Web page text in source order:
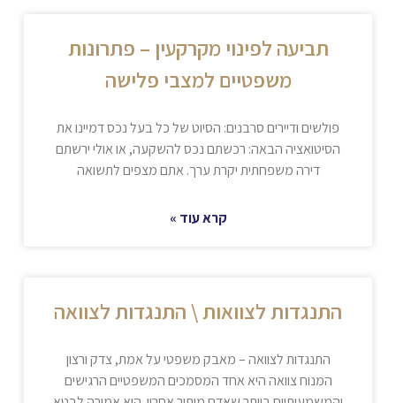
תביעה לפינוי מקרקעין – פתרונות
משפטיים למצבי פלישה
פולשים ודיירים סרבנים: הסיוט של כל בעל נכס דמיינו את
הסיטואציה הבאה: רכשתם נכס להשקעה, או אולי ירשתם
דירה משפחתית יקרת ערך. אתם מצפים לתשואה
קרא עוד »
התנגדות לצוואות \ התנגדות לצוואה
התנגדות לצוואה – מאבק משפטי על אמת, צדק ורצון
המנוח צוואה היא אחד המסמכים המשפטיים הרגישים